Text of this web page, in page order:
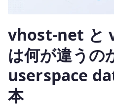
–
想
化
レ
イ
vhost-net と
は何が違うの
userspace
本